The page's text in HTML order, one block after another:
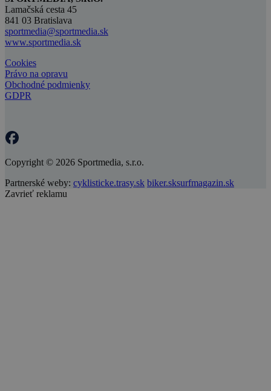
Lamačská cesta 45
841 03 Bratislava
sportmedia@sportmedia.sk
www.sportmedia.sk
Cookies
Právo na opravu
Obchodné podmienky
GDPR
Copyright © 2026 Sportmedia, s.r.o.
Partnerské weby: cyklisticke.trasy.sk biker.sksurfmagazin.sk
Zavrieť reklamu